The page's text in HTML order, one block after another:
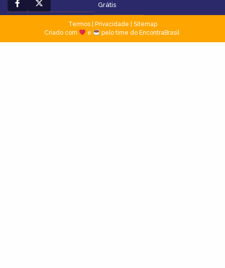
Grátis
Termos| Privacidade
Sitemap
Criado com
e pelo time do EncontraBrasil